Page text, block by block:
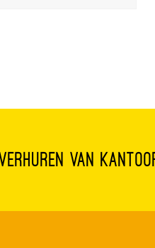
van